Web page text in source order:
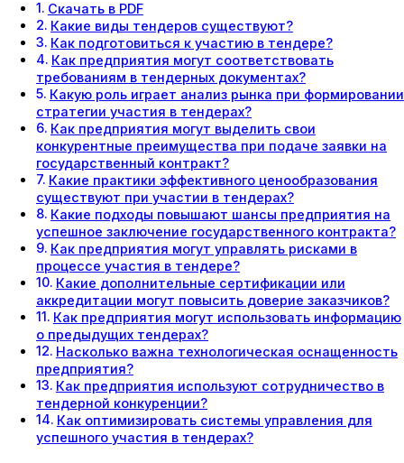
Скачать в PDF
Какие виды тендеров существуют?
Как подготовиться к участию в тендере?
Как предприятия могут соответствовать
требованиям в тендерных документах?
Какую роль играет анализ рынка при формировании
стратегии участия в тендерах?
Как предприятия могут выделить свои
конкурентные преимущества при подаче заявки на
государственный контракт?
Какие практики эффективного ценообразования
существуют при участии в тендерах?
Какие подходы повышают шансы предприятия на
успешное заключение государственного контракта?
Как предприятия могут управлять рисками в
процессе участия в тендере?
Какие дополнительные сертификации или
аккредитации могут повысить доверие заказчиков?
Как предприятия могут использовать информацию
о предыдущих тендерах?
Насколько важна технологическая оснащенность
предприятия?
Как предприятия используют сотрудничество в
тендерной конкуренции?
Как оптимизировать системы управления для
успешного участия в тендерах?